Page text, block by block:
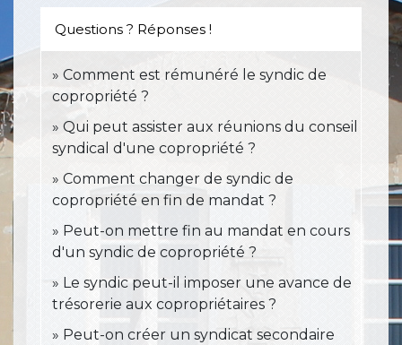
Questions ? Réponses !
Comment est rémunéré le syndic de
copropriété ?
Qui peut assister aux réunions du conseil
syndical d'une copropriété ?
Comment changer de syndic de
copropriété en fin de mandat ?
Peut-on mettre fin au mandat en cours
d'un syndic de copropriété ?
Le syndic peut-il imposer une avance de
trésorerie aux copropriétaires ?
Peut-on créer un syndicat secondaire